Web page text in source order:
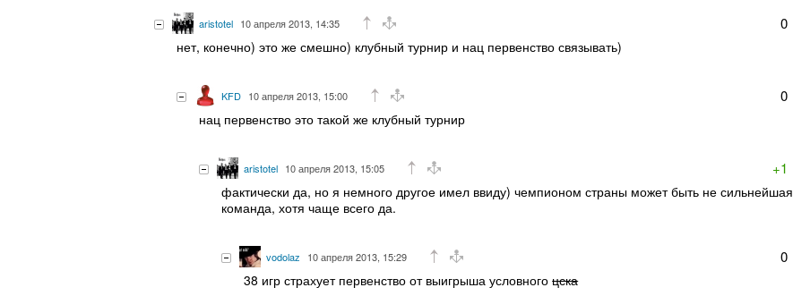
aristotel 10 апреля 2013, 14:35 0
нет, конечно) это же смешно) клубный турнир и нац первенство связывать)
KFD 10 апреля 2013, 15:00 0
нац первенство это такой же клубный турнир
aristotel 10 апреля 2013, 15:05 +1
фактически да, но я немного другое имел ввиду) чемпионом страны может быть не сильнейшая
команда, хотя чаще всего да.
vodolaz 10 апреля 2013, 15:29 0
38 игр страхует первенство от выигрыша условногоцска